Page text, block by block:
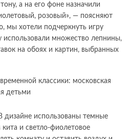
а на его фоне назначили
розовый», — поясняют
мы хотели подчеркнуть игру
использовали множество лепнины,
на обоях и картин, выбранных
дизайне использованы темные
и светло-фиолетовое